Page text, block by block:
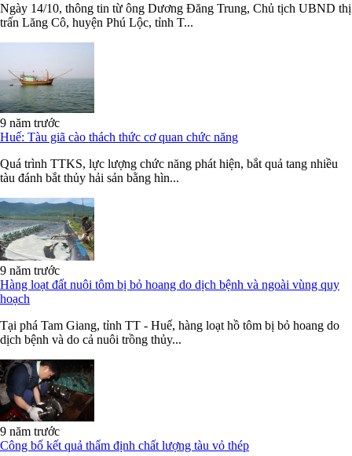
Ngày 14/10, thông tin từ ông Dương Đăng Trung, Chủ tịch UBND thị
trấn Lăng Cô, huyện Phú Lộc, tỉnh T...
9 năm trước
Huế: Tàu giã cào thách thức cơ quan chức năng
Quá trình TTKS, lực lượng chức năng phát hiện, bắt quả tang nhiều
tàu đánh bắt thủy hải sản bằng hìn...
9 năm trước
Hàng loạt đất nuôi tôm bị bỏ hoang do dịch bệnh và ngoài vùng quy
hoạch
Tại phá Tam Giang, tỉnh TT - Huế, hàng loạt hồ tôm bị bỏ hoang do
dịch bệnh và do cả nuôi trồng thủy...
9 năm trước
Công bố kết quả thẩm định chất lượng tàu vỏ thép